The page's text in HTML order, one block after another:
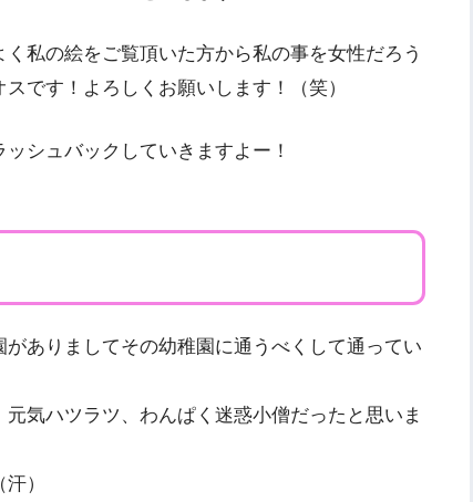
私の絵をご覧頂いた方から私の事を女性だろう
です！よろしくお願いします！（笑）
シュバックしていきますよー！
がありましてその幼稚園に通うべくして通ってい
気ハツラツ、わんぱく迷惑小僧だったと思いま
）